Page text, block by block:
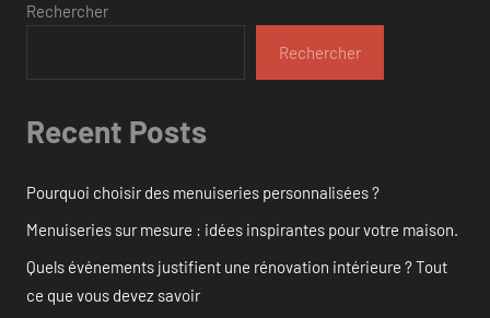
Rechercher
Rechercher
Recent Posts
Pourquoi choisir des menuiseries personnalisées ?
Menuiseries sur mesure : idées inspirantes pour votre maison.
Quels événements justifient une rénovation intérieure ? Tout
ce que vous devez savoir